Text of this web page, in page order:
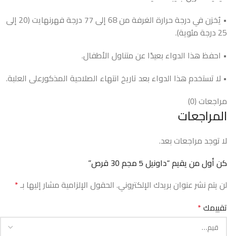
• يُخزن في درجة حرارة الغرفة من 68 إلى 77 درجة فهرنهايت (20 إلى
25 درجة مئوية).
• احفظ هذا الدواء بعيدًا عن متناول الأطفال.
• لا تستخدم هذا الدواء بعد تاريخ انتهاء الصلاحية المذكورعلى العلبة.
مراجعات (0)
المراجعات
لا توجد مراجعات بعد.
كن أول من يقيم “داونيل 5 مجم 30 قرص”
لن يتم نشر عنوان بريدك الإلكتروني. الحقول الإلزامية مشار إليها بـ*
تقييمك*